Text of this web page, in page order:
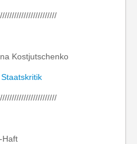
Kostjutschenko
Haft